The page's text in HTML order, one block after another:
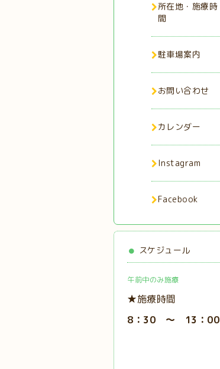
所在地・施療時
間
駐車場案内
お問い合わせ
カレンダー
Instagram
Facebook
スケジュール
午前中のみ施療
★施療時間
8：30 ～ 13：00